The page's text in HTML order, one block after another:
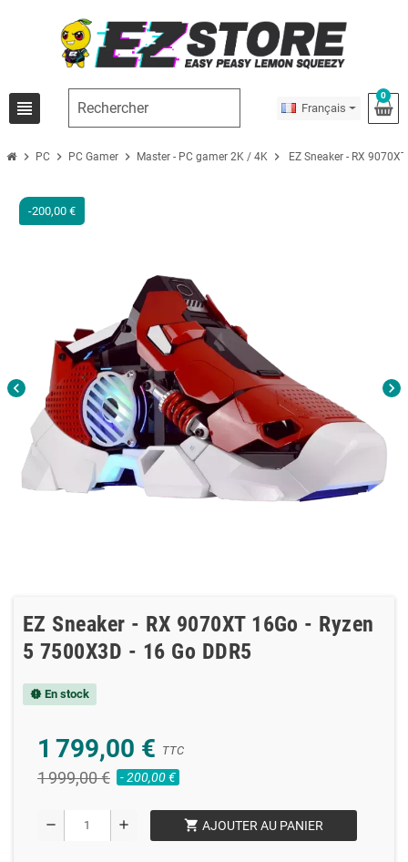
view_headline Français
0
chevron_right PC chevron_right PC Gamer chevron_right Master - PC gamer 2K / 4K chevron_right EZ Sneaker - RX
chevron_left chevron_right
-200,00 €
EZ Sneaker - RX 9070XT 16Go - Ryzen
5 7500X3D - 16 Go DDR5
new_releases En stock
1 799,00 € TTC
1 999,00 € - 200,00 €
remove add shopping_cart AJOUTER AU PANIER